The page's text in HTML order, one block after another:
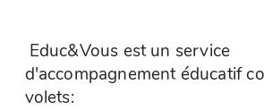
Educ&Vous est un service
d'accompagnement éducatif
volets: